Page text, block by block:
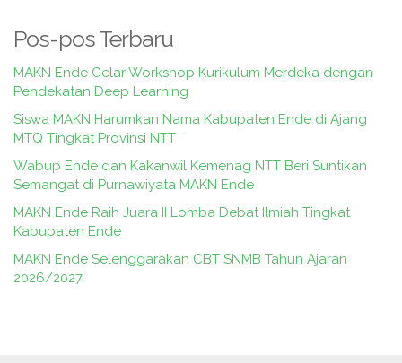
Pos-pos Terbaru
MAKN Ende Gelar Workshop Kurikulum Merdeka dengan
Pendekatan Deep Learning
Siswa MAKN Harumkan Nama Kabupaten Ende di Ajang
MTQ Tingkat Provinsi NTT
Wabup Ende dan Kakanwil Kemenag NTT Beri Suntikan
Semangat di Purnawiyata MAKN Ende
MAKN Ende Raih Juara II Lomba Debat Ilmiah Tingkat
Kabupaten Ende
MAKN Ende Selenggarakan CBT SNMB Tahun Ajaran
2026/2027